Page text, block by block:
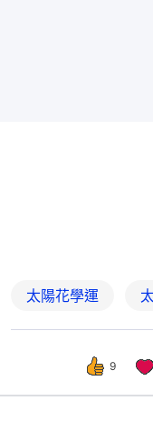
太陽花學運
9